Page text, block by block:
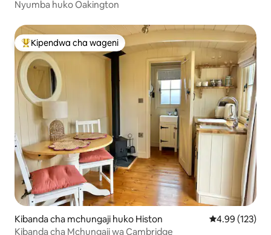
Nyumba huko Oakington
Kipendwa maarufu cha wageni
Kipendwa cha wageni
Kibanda cha mchungaji huko Histon Ukadiriaji wa
4.99 (123)
Kibanda cha Mchungaji wa Cambridge